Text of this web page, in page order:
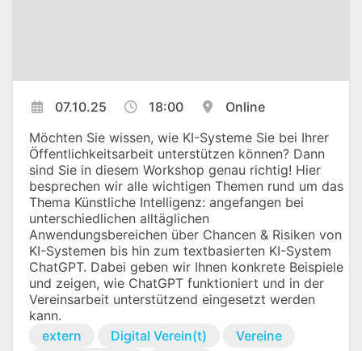
07.10.25 18:00
Online
Möchten Sie wissen, wie KI-Systeme Sie bei Ihrer
Öffentlichkeitsarbeit unterstützen können? Dann
sind Sie in diesem Workshop genau richtig! Hier
besprechen wir alle wichtigen Themen rund um das
Thema Künstliche Intelligenz: angefangen bei
unterschiedlichen alltäglichen
Anwendungsbereichen über Chancen & Risiken von
KI-Systemen bis hin zum textbasierten KI-System
ChatGPT. Dabei geben wir Ihnen konkrete Beispiele
und zeigen, wie ChatGPT funktioniert und in der
Vereinsarbeit unterstützend eingesetzt werden
kann.
extern
Digital Verein(t)
Vereine